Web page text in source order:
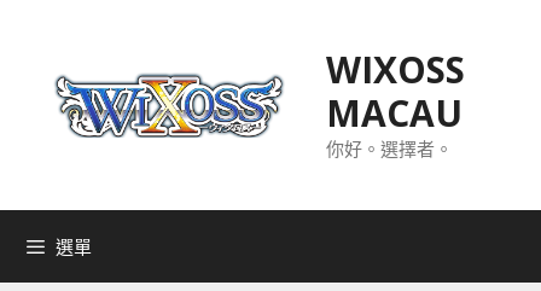
WIXOSS
MACAU
你好。選擇者。
選單